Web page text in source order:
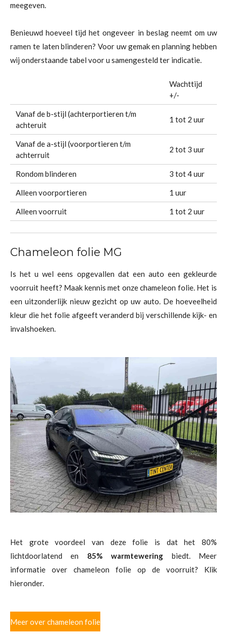
meegeven.
Benieuwd hoeveel tijd het ongeveer in beslag neemt om uw
ramen te laten blinderen? Voor uw gemak en planning hebben
wij onderstaande tabel voor u samengesteld ter indicatie.
Wachttijd
+/-
Vanaf de b-stijl (achterportieren t/m
achteruit
1 tot 2 uur
Vanaf de a-stijl (voorportieren t/m
achterruit
2 tot 3 uur
Rondom blinderen 3 tot 4 uur
Alleen voorportieren 1 uur
Alleen voorruit 1 tot 2 uur
Chameleon folie MG
Is het u wel eens opgevallen dat een auto een gekleurde
voorruit heeft? Maak kennis met onze chameleon folie. Het is
een uitzonderlijk nieuw gezicht op uw auto. De hoeveelheid
kleur die het folie afgeeft veranderd bij verschillende kijk- en
invalshoeken.
Het grote voordeel van deze folie is dat het 80%
lichtdoorlatend en 85% warmtewering biedt. Meer
informatie over chameleon folie op de voorruit? Klik
hieronder.
Meer over chameleon folie